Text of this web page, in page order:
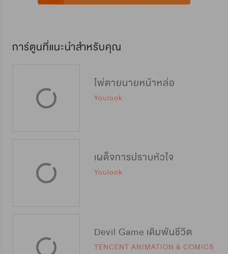
การ์ตูนที่แนะนำสำหรับคุณ
ไพ่ตายนายหน้าหล่อ
Youlook
เผด็จการปราบหัวใจ
Youlook
Devil Game เดิมพันชีวิต
TENCENT ANIMATION & COMICS